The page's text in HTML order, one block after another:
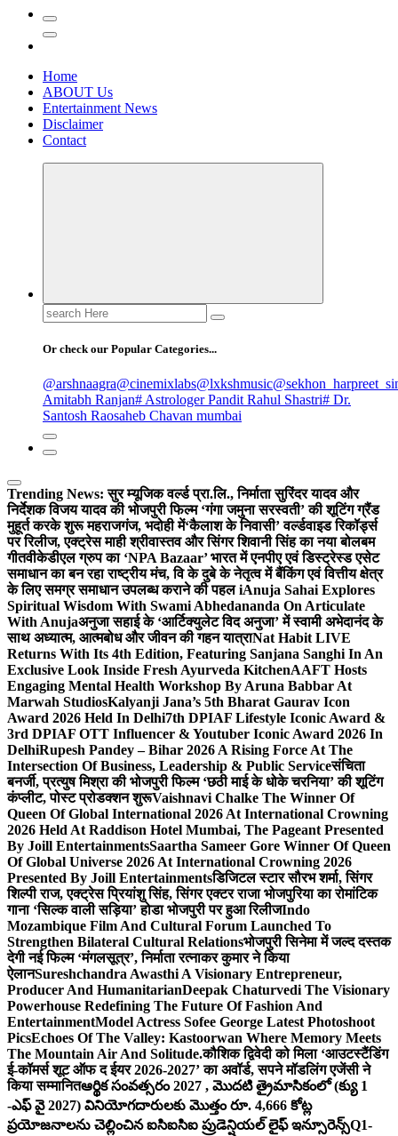
Home
ABOUT Us
Entertainment News
Disclaimer
Contact
Search
for:
Or check our Popular Categories...
@arshnaagra@cinemixlabs@lxkshmusic
Amitabh Ranjan# Astrologer Pandit Rahul Shastri# Dr.
Santosh Raosaheb Chavan mumbai
Trending News: सुर म्यूजिक वर्ल्ड प्रा.लि., निर्माता सुरिंदर यादव और
निर्देशक विजय यादव की भोजपुरी फिल्म ‘गंगा जमुना सरस्वती’ की शूटिंग ग्रैंड
मुहूर्त करके शुरू महराजगंज, भदोही में‘कैलाश के निवासी’ वर्ल्डवाइड रिकॉर्ड्स
पर रिलीज, एक्ट्रेस माही श्रीवास्तव और सिंगर शिवानी सिंह का नया बोलबम
गीतवीकेडीएल ग्रुप का ‘NPA Bazaar’ भारत में एनपीए एवं डिस्ट्रेस्ड एसेट
समाधान का बन रहा राष्ट्रीय मंच, वि के दुबे के नेतृत्व में बैंकिंग एवं वित्तीय क्षेत्र
के लिए समग्र समाधान उपलब्ध कराने की पहल iAnuja Sahai Explores
Spiritual Wisdom With Swami Abhedananda On Articulate
With Anujaअनुजा सहाई के ‘आर्टिक्युलेट विद अनुजा’ में स्वामी अभेदानंद के
साथ अध्यात्म, आत्मबोध और जीवन की गहन यात्राNat Habit LIVE
Returns With Its 4th Edition, Featuring Sanjana Sanghi In An
Exclusive Look Inside Fresh Ayurveda KitchenAAFT Hosts
Engaging Mental Health Workshop By Aruna Babbar At
Marwah StudiosKalyanji Jana’s 5th Bharat Gaurav Icon
Award 2026 Held In Delhi7th DPIAF Lifestyle Iconic Award &
3rd DPIAF OTT Influencer & Youtuber Iconic Award 2026 In
DelhiRupesh Pandey – Bihar 2026 A Rising Force At The
Intersection Of Business, Leadership & Public Serviceसंचिता
बनर्जी, प्रत्युष मिश्रा की भोजपुरी फिल्म ‘छठी माई के धोके चरनिया’ की शूटिंग
कंप्लीट, पोस्ट प्रोडक्शन शुरूVaishnavi Chalke The Winner Of
Queen Of Global International 2026 At International Crowning
2026 Held At Raddison Hotel Mumbai, The Pageant Presented
By Joill EntertainmentsSaartha Sameer Gore Winner Of Queen
Of Global Universe 2026 At International Crowning 2026
Presented By Joill Entertainmentsडिजिटल स्टार सौरभ शर्मा, सिंगर
शिल्पी राज, एक्ट्रेस प्रियांशु सिंह, सिंगर एक्टर राजा भोजपुरिया का रोमांटिक
गाना ‘सिल्क वाली सड़िया’ होडा भोजपुरी पर हुआ रिलीजIndo
Mozambique Film And Cultural Forum Launched To
Strengthen Bilateral Cultural Relationsभोजपुरी सिनेमा में जल्द दस्तक
देगी नई फिल्म ‘मंगलसूत्र’, निर्माता रत्नाकर कुमार ने किया
ऐलानSureshchandra Awasthi A Visionary Entrepreneur,
Producer And HumanitarianDeepak Chaturvedi The Visionary
Powerhouse Redefining The Future Of Fashion And
EntertainmentModel Actress Sofee George Latest Photoshoot
PicsEchoes Of The Valley: Kastoorwan Where Memory Meets
The Mountain Air And Solitude.कौशिक द्विवेदी को मिला ‘आउटस्टैंडिंग
ई-कॉमर्स शूट ऑफ द ईयर 2026-2027’ का अवॉर्ड, सपने मॉडलिंग एजेंसी ने
किया सम्मानितఆర్థిక సంవత్సరం 2027 , మొదటి త్రైమాసికంలో (క్యు 1
-ఎఫ్ వై 2027) వినియోగదారులకు మొత్తం రూ. 4,666 కోట్ల
ప్రయోజనాలను చెల్లించిన ఐసిఐసిఐ ప్రుడెన్షియల్ లైఫ్ ఇన్సూరెన్స్Q1-